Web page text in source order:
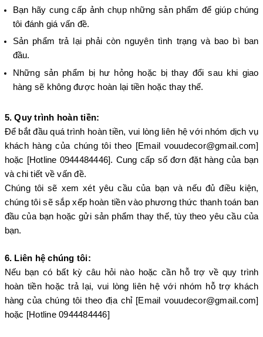
Bạn hãy cung cấp ảnh chụp những sản phẩm để giúp chúng
tôi đánh giá vấn đề.
Sản phẩm trả lại phải còn nguyên tình trạng và bao bì ban
đầu.
Những sản phẩm bị hư hỏng hoặc bị thay đổi sau khi giao
hàng sẽ không được hoàn lại tiền hoặc thay thế.
5. Quy trình hoàn tiền:
Để bắt đầu quá trình hoàn tiền, vui lòng liên hệ với nhóm dịch vụ
khách hàng của chúng tôi theo [Email vouudecor@gmail.com]
hoặc [Hotline 0944484446]. Cung cấp số đơn đặt hàng của bạn
và chi tiết về vấn đề.
Chúng tôi sẽ xem xét yêu cầu của bạn và nếu đủ điều kiện,
chúng tôi sẽ sắp xếp hoàn tiền vào phương thức thanh toán ban
đầu của bạn hoặc gửi sản phẩm thay thế, tùy theo yêu cầu của
bạn.
6. Liên hệ chúng tôi:
Nếu bạn có bất kỳ câu hỏi nào hoặc cần hỗ trợ về quy trình
hoàn tiền hoặc trả lại, vui lòng liên hệ với nhóm hỗ trợ khách
hàng của chúng tôi theo địa chỉ [Email vouudecor@gmail.com]
hoặc [Hotline 0944484446]